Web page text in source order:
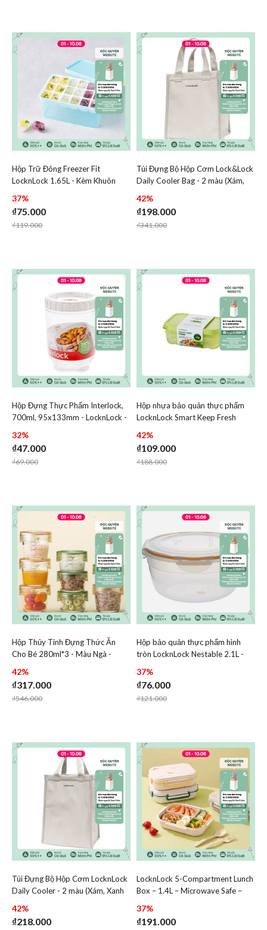
Add Hộp Trữ Đông Freezer Fit LocknLock 1.65L - Kèm
Add Hộp Trữ Đông Freezer Fit
Hộp Trữ Đông Freezer Fit
LocknLock 1.65L - Kèm Khuôn
HFL104D18
37%
₫75.000
Price reduced from
₫119.000to
Add Túi Đựng Bộ Hộp
Add Túi
Túi Đựng Bộ Hộp Cơm Lock&Lock
Daily Cooler Bag - 2 màu (Xám,
42%
₫198.000
Price reduced from
₫341.000to
Add Hộp Đựng Thực Phẩm Interlock, 700ml,
Add Hộp Đựng Thực Phẩm Interlock,
Hộp Đựng Thực Phẩm Interlock,
700ml, 95x133mm - LocknLock -
32%
₫47.000
Price reduced from
₫69.000to
Add Hộp nhựa bảo quản
Add Hộp
Hộp nhựa bảo quản thực phẩm
LocknLock Smart Keep Fresh
HLE5300NS2
42%
₫109.000
Price reduced from
₫188.000to
Add Hộp Thủy Tinh Đựng Thức Ăn Cho Bé 280ml*3 -
Add Hộp Thủy Tinh Đựng Thức Ăn Cho
Hộp Thủy Tinh Đựng Thức Ăn
Cho Bé 280ml*3 - Màu Ngà -
42%
₫317.000
Price reduced from
₫546.000to
Add Hộp bảo quản thực
Add Hộp
Hộp bảo quản thực phẩm hình
tròn LocknLock Nestable 2.1L -
37%
₫76.000
Price reduced from
₫121.000to
Add Túi Đựng Bộ Hộp Cơm LocknLock Daily Cooler - 2
Add Túi Đựng Bộ Hộp Cơm LocknLock
Túi Đựng Bộ Hộp Cơm LocknLock
Daily Cooler - 2 màu (Xám, Xanh
42%
₫218.000
Add LocknLock 5-
Add
LocknLock 5-Compartment Lunch
Box – 1.4L – Microwave Safe –
37%
₫191.000